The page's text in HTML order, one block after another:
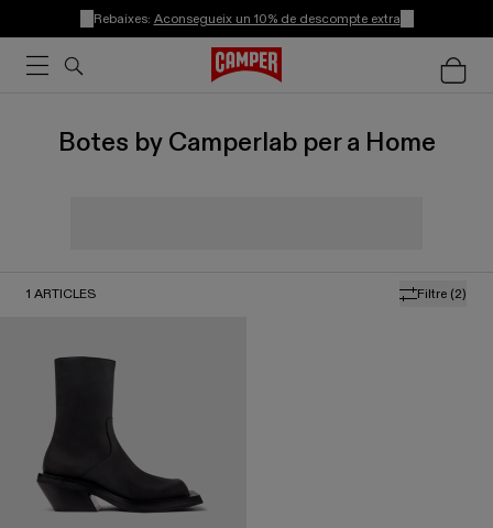
Rebaixes: Aconsegueix un 10% de descompte extra
Botes by Camperlab per a Home
Filtre (2)
1 ARTICLES